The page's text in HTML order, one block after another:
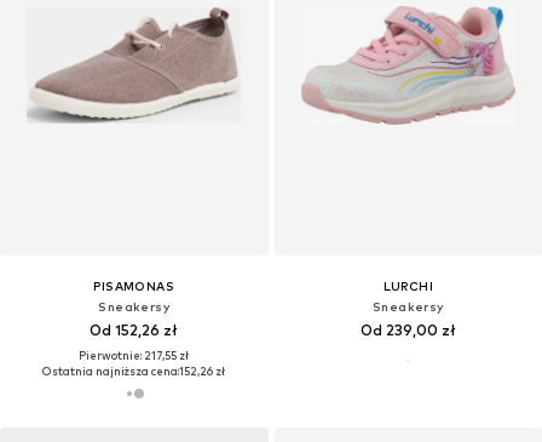
PISAMONAS
Sneakersy
Od 152,26 zł
Pierwotnie: 217,55 zł
Ostatnia najniższa cena:152,26 zł
LURCHI
Sneakersy
Od 239,00 zł